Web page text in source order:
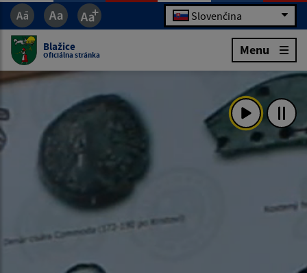
Slovenčina
Blažice
Oficiálna stránka Menu